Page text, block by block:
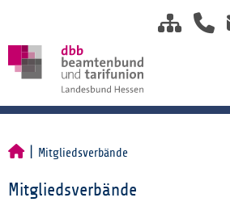
Mitgliedsverbände
Mitgliedsverbände